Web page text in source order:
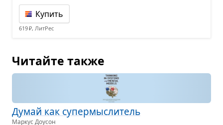
Купить
619 ₽, ЛитРес
Читайте также
Думай как супер­мыс­ли­тель
Маркус Доусон